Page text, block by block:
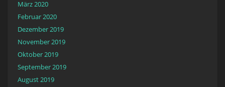
März 2020
Februar 2020
Dezember 2019
November 2019
Oktober 2019
September 2019
August 2019